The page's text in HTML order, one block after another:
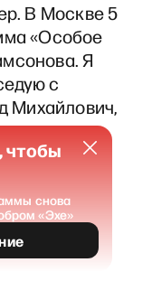
В Москве 5
«Особое
Я
с
Михайлович,
чтобы
снова
«Эхе»